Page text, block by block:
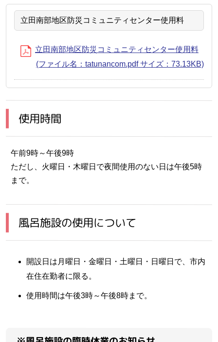
立田南部地区防災コミュニティセンター使用料
立田南部地区防災コミュニティセンター使用料
(ファイル名：tatunancom.pdf サイズ：73.13KB)
使用時間
午前9時～午後9時
ただし、火曜日・木曜日で夜間使用のない日は午後5時
まで。
風呂施設の使用について
開設日は月曜日・金曜日・土曜日・日曜日で、市内
在住在勤者に限る。
使用時間は午後3時～午後8時まで。